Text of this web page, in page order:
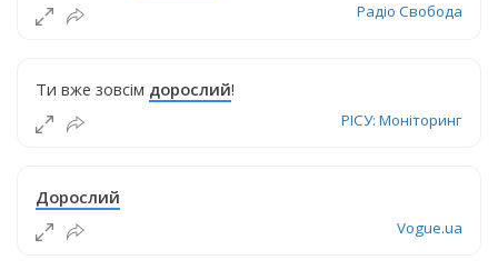
Радіо Свобода
Ти вже зовсім дорослий!
РІСУ: Моніторинг
Дорослий
Vogue.ua